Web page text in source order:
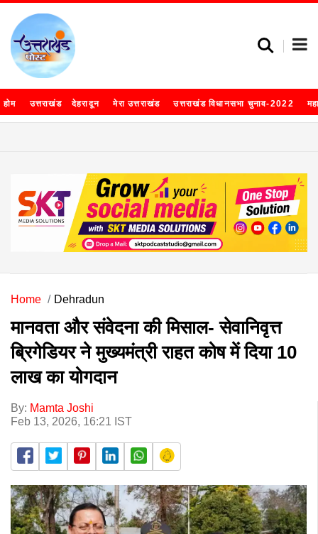
होम उत्तराखंड देहरादून मेरा उत्तराखंड उत्तराखंड विधानसभा चुनाव-2022
Home Dehradun
मानवता और संवेदना की मिसाल- सेवानिवृत्त
ब्रिगेडियर ने मुख्यमंत्री राहत कोष में दिया 10
लाख का योगदान
By: Mamta Joshi
Feb 13, 2026, 16:21 IST